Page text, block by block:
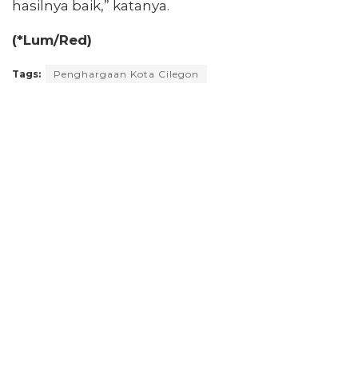
hasilnya baik,” katanya.
(*Lum/Red)
Tags: Penghargaan Kota Cilegon